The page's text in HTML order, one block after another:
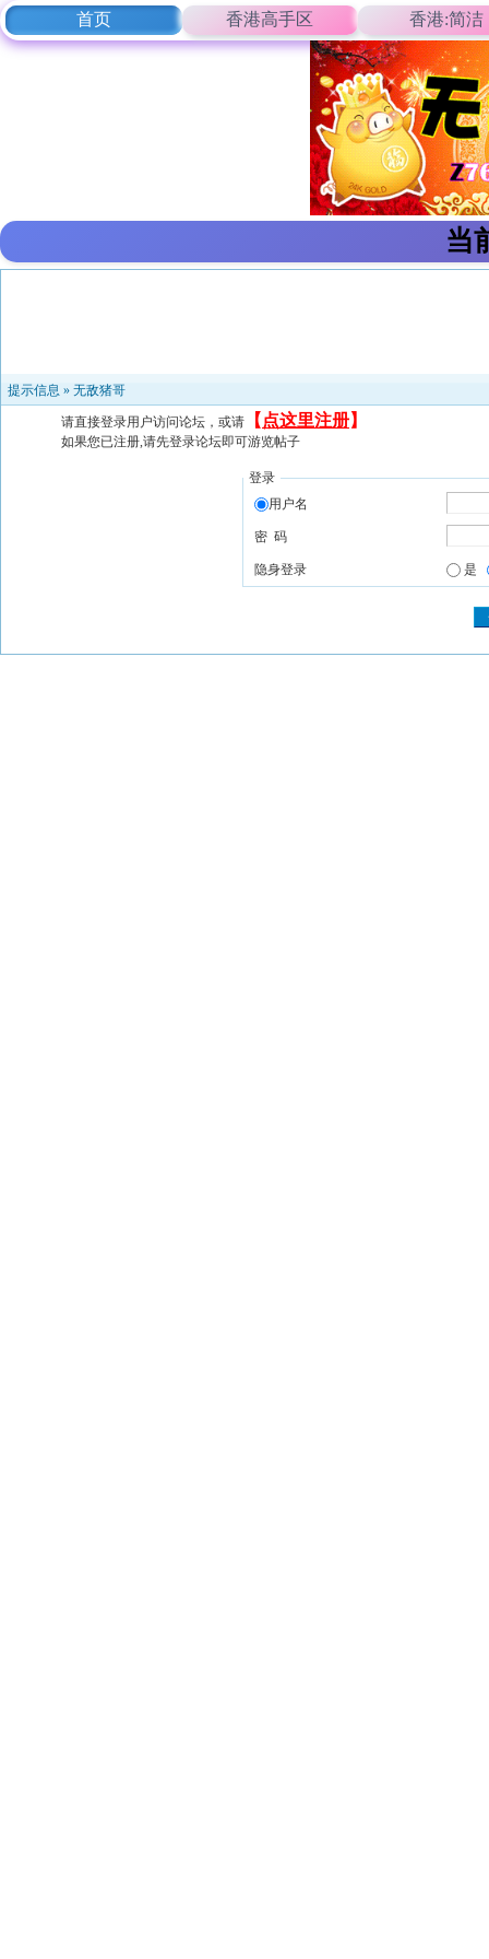
首页 香港高手区 香港:简洁
当
提示信息 » 无敌猪哥
请直接登录用户访问论坛，或请 【 点这里注册】
如果您已注册,请先登录论坛即可游览帖子
登录
用户名
密 码
隐身登录 是